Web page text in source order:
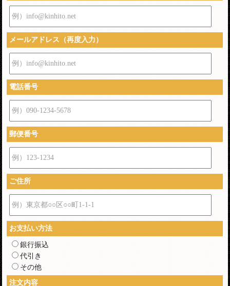
例）info@kinhito.net
メールアドレス（再度入力）
例）info@kinhito.net
電話番号
例）090-1234-5678
郵便番号
例）123-1234
ご住所
例）東京都○○区○○町1-1-1
お支払い方法
銀行振込
代引き
その他
注文内容